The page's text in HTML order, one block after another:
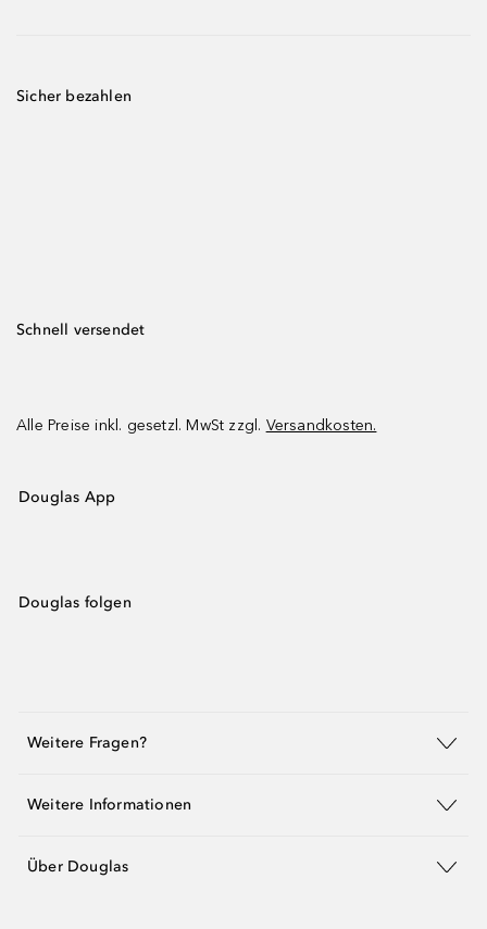
Sicher bezahlen
Schnell versendet
Alle Preise inkl. gesetzl. MwSt zzgl. Versandkosten.
Douglas App
Douglas folgen
Weitere Fragen?
Weitere Informationen
Über Douglas